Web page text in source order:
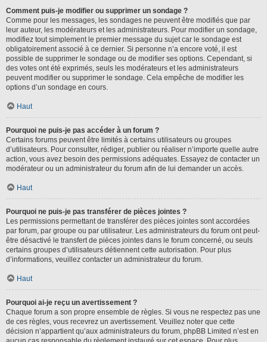
Comment puis-je modifier ou supprimer un sondage ?
Comme pour les messages, les sondages ne peuvent être modifiés que par
leur auteur, les modérateurs et les administrateurs. Pour modifier un sondage,
modifiez tout simplement le premier message du sujet car le sondage est
obligatoirement associé à ce dernier. Si personne n’a encore voté, il est
possible de supprimer le sondage ou de modifier ses options. Cependant, si
des votes ont été exprimés, seuls les modérateurs et les administrateurs
peuvent modifier ou supprimer le sondage. Cela empêche de modifier les
options d’un sondage en cours.
Haut
Pourquoi ne puis-je pas accéder à un forum ?
Certains forums peuvent être limités à certains utilisateurs ou groupes
d’utilisateurs. Pour consulter, rédiger, publier ou réaliser n’importe quelle autre
action, vous avez besoin des permissions adéquates. Essayez de contacter un
modérateur ou un administrateur du forum afin de lui demander un accès.
Haut
Pourquoi ne puis-je pas transférer de pièces jointes ?
Les permissions permettant de transférer des pièces jointes sont accordées
par forum, par groupe ou par utilisateur. Les administrateurs du forum ont peut-
être désactivé le transfert de pièces jointes dans le forum concerné, ou seuls
certains groupes d’utilisateurs détiennent cette autorisation. Pour plus
d’informations, veuillez contacter un administrateur du forum.
Haut
Pourquoi ai-je reçu un avertissement ?
Chaque forum a son propre ensemble de règles. Si vous ne respectez pas une
de ces règles, vous recevrez un avertissement. Veuillez noter que cette
décision n’appartient qu’aux administrateurs du forum, phpBB Limited n’est en